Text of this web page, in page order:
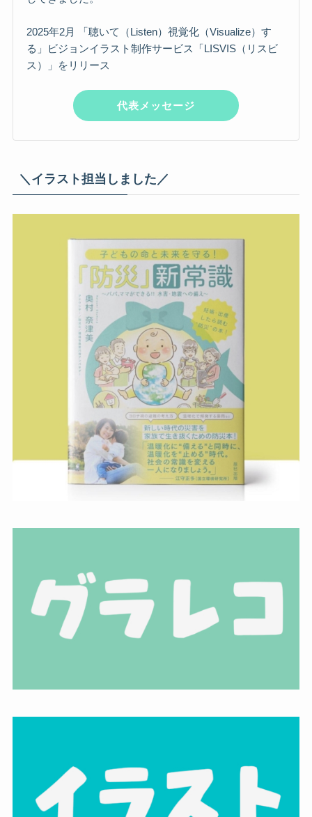
2025年2月 「聴いて（Listen）視覚化（Visualize）す
る」ビジョンイラスト制作サービス「LISVIS（リスビ
ス）」をリリース
代表メッセージ
＼イラスト担当しました／